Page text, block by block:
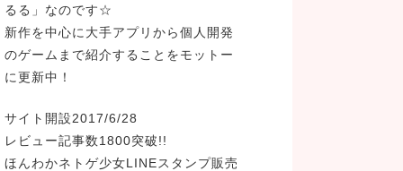
るる」なのです☆
新作を中心に大手アプリから個人開発
のゲームまで紹介することをモットー
に更新中！
サイト開設2017/6/28
レビュー記事数1800突破!!
ほんわかネトゲ少女LINEスタンプ販売